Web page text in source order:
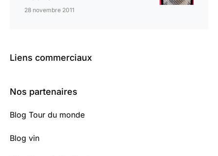
28 novembre 2011
Liens commerciaux
Nos partenaires
Blog Tour du monde
Blog vin